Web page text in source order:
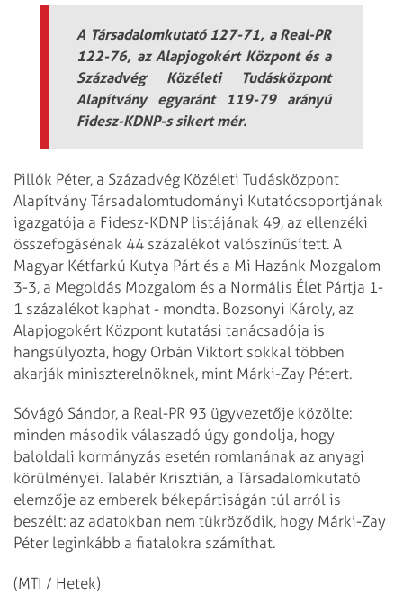
A Társadalomkutató 127-71, a Real-PR
122-76, az Alapjogokért Központ és a
Századvég Közéleti Tudásközpont
Alapítvány egyaránt 119-79 arányú
Fidesz-KDNP-s sikert mér.
Pillók Péter, a Századvég Közéleti Tudásközpont
Alapítvány Társadalomtudományi Kutatócsoportjának
igazgatója a Fidesz-KDNP listájának 49, az ellenzéki
összefogásénak 44 százalékot valószínűsített. A
Magyar Kétfarkú Kutya Párt és a Mi Hazánk Mozgalom
3-3, a Megoldás Mozgalom és a Normális Élet Pártja 1-
1 százalékot kaphat - mondta. Bozsonyi Károly, az
Alapjogokért Központ kutatási tanácsadója is
hangsúlyozta, hogy Orbán Viktort sokkal többen
akarják miniszterelnöknek, mint Márki-Zay Pétert.
Sóvágó Sándor, a Real-PR 93 ügyvezetője közölte:
minden második válaszadó úgy gondolja, hogy
baloldali kormányzás esetén romlanának az anyagi
körülményei. Talabér Krisztián, a Társadalomkutató
elemzője az emberek békepártiságán túl arról is
beszélt: az adatokban nem tükröződik, hogy Márki-Zay
Péter leginkább a fiatalokra számíthat.
(MTI / Hetek)